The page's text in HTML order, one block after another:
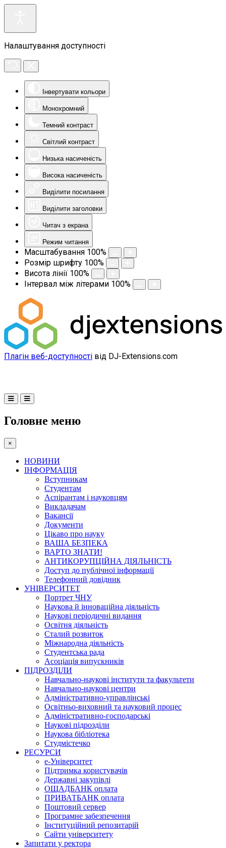
Налаштування доступності
Інвертувати кольори
Монохромний
Темний контраст
Світлий контраст
Низька насиченість
Висока насиченість
Виділити посилання
Виділити заголовки
Читач з екрана
Режим читання
Масштабування 100%
Розмір шрифту 100%
Висота лінії 100%
Інтервал між літерами 100%
Плагін веб-доступності від DJ-Extensions.com
Головне меню
×
НОВИНИ
ІНФОРМАЦІЯ
Вступникам
Студентам
Аспірантам і науковцям
Викладачам
Вакансії
Документи
Цікаво про науку
ВАША БЕЗПЕКА
ВАРТО ЗНАТИ!
АНТИКОРУПЦІЙНА ДІЯЛЬНІСТЬ
Доступ до публічної інформації
Телефонний довідник
УНІВЕРСИТЕТ
Портрет ЧНУ
Наукова й інноваційна діяльність
Наукові періодичні видання
Освітня діяльність
Сталий розвиток
Міжнародна діяльність
Студентська рада
Асоціація випускників
ПІДРОЗДІЛИ
Навчально-наукові інститути та факультети
Навчально-наукові центри
Адміністративно-управлінські
Освітньо-виховний та науковий процес
Адміністративно-господарські
Наукові підрозділи
Наукова бібліотека
Студмістечко
РЕСУРСИ
е-Університет
Підтримка користувачів
Державні закупівлі
ОЩАДБАНК оплата
ПРИВАТБАНК оплата
Поштовий сервер
Програмне забезпечення
Інституційний репозитарій
Сайти університету
Запитати у ректора